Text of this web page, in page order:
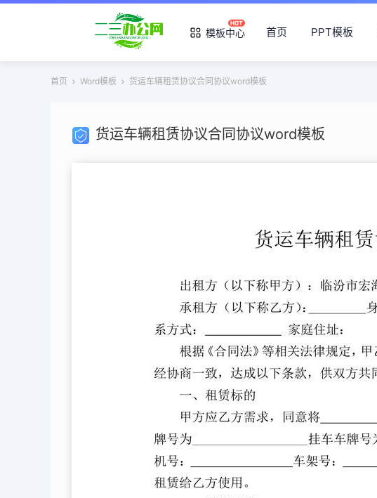
模板中心 首页 PPT模板
首页 Word模板 货运车辆租赁协议合同协议word模板
货运车辆租赁协议合同协议word模板